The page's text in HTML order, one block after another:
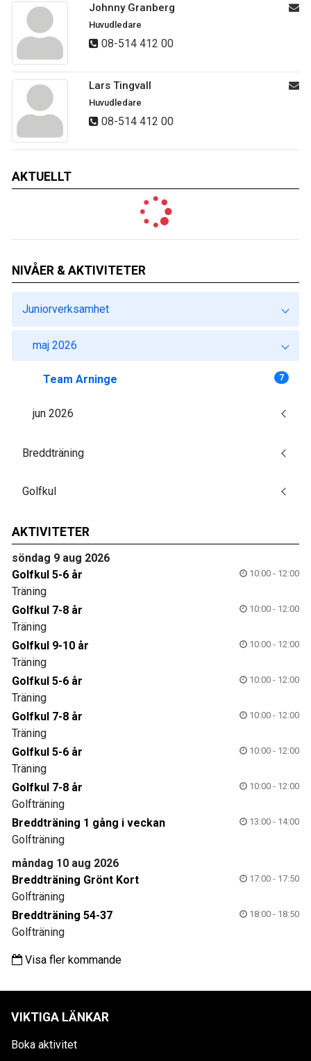
Johnny Granberg
Huvudledare
08-514 412 00
Lars Tingvall
Huvudledare
08-514 412 00
AKTUELLT
NIVÅER & AKTIVITETER
Juniorverksamhet
maj 2026
Team Arninge 7
jun 2026
Breddträning
Golfkul
AKTIVITETER
söndag 9 aug 2026
Golfkul 5-6 år
10:00 - 12:00
Träning
Golfkul 7-8 år
10:00 - 12:00
Träning
Golfkul 9-10 år
10:00 - 12:00
Träning
Golfkul 5-6 år
10:00 - 12:00
Träning
Golfkul 7-8 år
10:00 - 12:00
Träning
Golfkul 5-6 år
10:00 - 12:00
Träning
Golfkul 7-8 år
10:00 - 12:00
Golfträning
Breddträning 1 gång i veckan
13:00 - 14:00
Golfträning
måndag 10 aug 2026
Breddträning Grönt Kort
17:00 - 17:50
Golfträning
Breddträning 54-37
18:00 - 18:50
Golfträning
Visa fler kommande
VIKTIGA LÄNKAR
Boka aktivitet